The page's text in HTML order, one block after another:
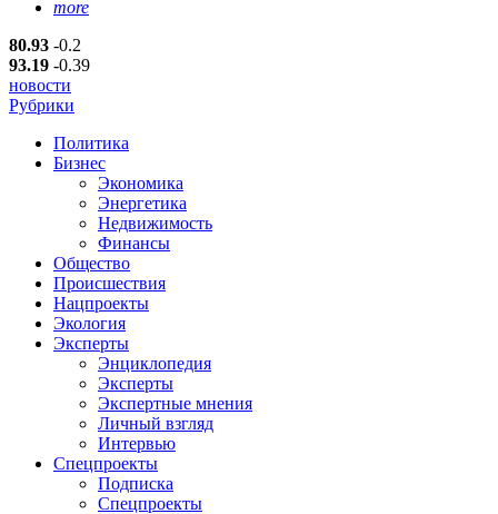
more
80.93 -0.2
93.19 -0.39
новости
Рубрики
Политика
Бизнес
Экономика
Энергетика
Недвижимость
Финансы
Общество
Происшествия
Нацпроекты
Экология
Эксперты
Энциклопедия
Эксперты
Экспертные мнения
Личный взгляд
Интервью
Спецпроекты
Подписка
Спецпроекты